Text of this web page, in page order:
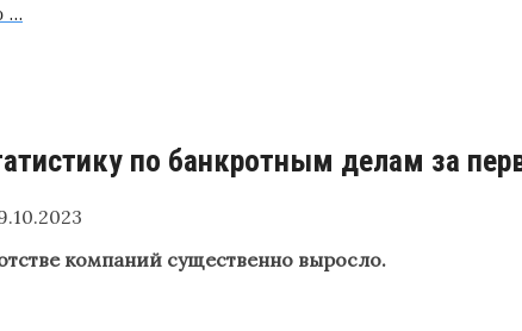
…
по банкротным делам за
компаний существенно выросло.